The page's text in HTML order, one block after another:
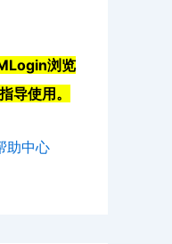
浏览
导使用。
助中心